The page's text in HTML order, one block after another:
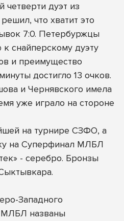
четверти дуэт из
что хватит это
7:0. Петербуржцы
снайперскому дуэту
и преимущество
достигло 13 очков.
и Чернявского имела
уже играло на стороне
на турнире СЗФО, а
на Суперфинал МЛБЛ
- серебро. Бронзы
Западного
МЛБЛ названы